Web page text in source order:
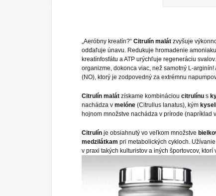
„Aeróbny kreatín?“ Citrulín malát zvyšuje
odďaľuje únavu. Redukuje hromadenie
kreatínfosfátu a ATP urýchľuje regeneráciu svalov.
organizme, dokonca viac, než samotný L-
(NO), ktorý je zodpovedný za extrémnu
Citrulín malát získame kombináciou citrulínu s
nachádza v melóne (Citrullus lanatus), kým
hojnom množstve nachádza v prírode (napríklad
Citrulín je obsiahnutý vo veľkom množstve
medzilátkam pri metabolických cykloch.
v praxi takých kulturistov a iných športovcov, ktorí